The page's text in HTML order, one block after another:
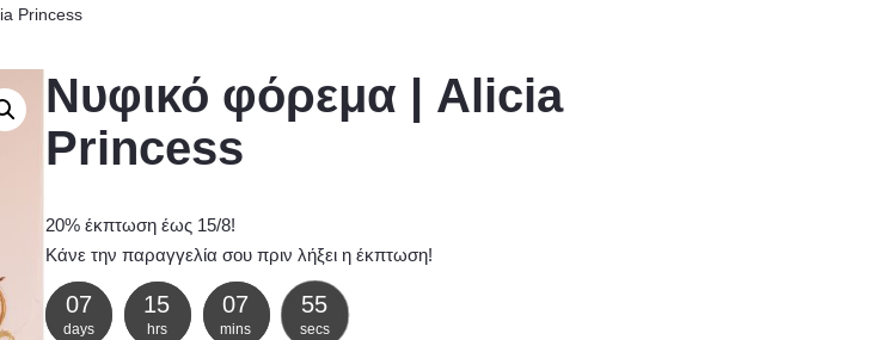
Princess
Νυφικό φόρεμα | Alicia
Princess
20% έκπτωση έως 15/8!
Κάνε την παραγγελία σου πριν λήξει η έκπτωση!
07
days
15
hrs
07
mins
54
secs